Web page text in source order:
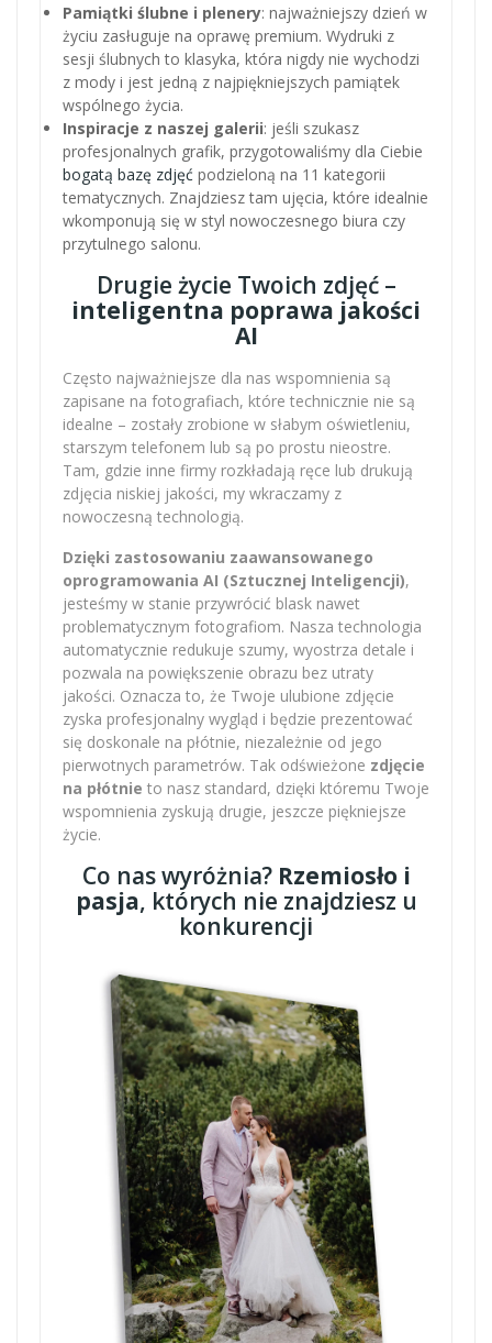
Pamiątki ślubne i plenery: najważniejszy dzień w
życiu zasługuje na oprawę premium. Wydruki z
sesji ślubnych to klasyka, która nigdy nie wychodzi
z mody i jest jedną z najpiękniejszych pamiątek
wspólnego życia.
Inspiracje z naszej galerii: jeśli szukasz
profesjonalnych grafik, przygotowaliśmy dla Ciebie
bogatą bazę zdjęć podzieloną na 11 kategorii
tematycznych. Znajdziesz tam ujęcia, które idealnie
wkomponują się w styl nowoczesnego biura czy
przytulnego salonu.
Drugie życie Twoich zdjęć –
inteligentna poprawa jakości
AI
Często najważniejsze dla nas wspomnienia są
zapisane na fotografiach, które technicznie nie są
idealne – zostały zrobione w słabym oświetleniu,
starszym telefonem lub są po prostu nieostre.
Tam, gdzie inne firmy rozkładają ręce lub drukują
zdjęcia niskiej jakości, my wkraczamy z
nowoczesną technologią.
Dzięki zastosowaniu zaawansowanego
oprogramowania AI (Sztucznej Inteligencji),
jesteśmy w stanie przywrócić blask nawet
problematycznym fotografiom. Nasza technologia
automatycznie redukuje szumy, wyostrza detale i
pozwala na powiększenie obrazu bez utraty
jakości. Oznacza to, że Twoje ulubione zdjęcie
zyska profesjonalny wygląd i będzie prezentować
się doskonale na płótnie, niezależnie od jego
pierwotnych parametrów. Tak odświeżone zdjęcie
na płótnie to nasz standard, dzięki któremu Twoje
wspomnienia zyskują drugie, jeszcze piękniejsze
życie.
Co nas wyróżnia? Rzemiosło i
pasja, których nie znajdziesz u
konkurencji